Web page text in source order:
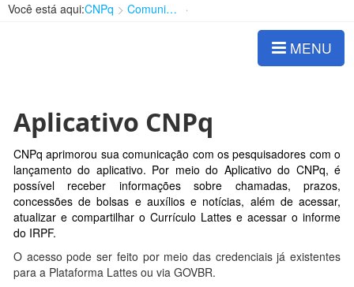
Você está aqui:CNPq Comunicação
MENU
Aplicativo CNPq
CNPq aprimorou sua comunicação com os pesquisadores com o
lançamento do aplicativo. Por meio do Aplicativo do CNPq, é
possível receber informações sobre chamadas, prazos,
concessões de bolsas e auxílios e notícias, além de acessar,
atualizar e compartilhar o Currículo Lattes e acessar o informe
do IRPF.
O acesso pode ser feito por meio das credenciais já existentes
para a Plataforma Lattes ou via GOVBR.